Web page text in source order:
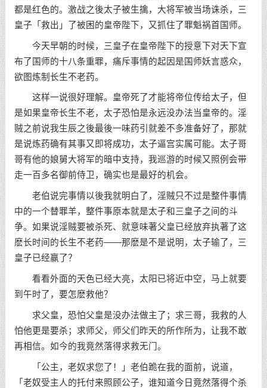
都是红色的。激战之後太子被生擒，大将军被当场诛杀，三
皇子「救出」了被困的皇帝陛下，又抓住了罪魁祸首国师。
今天早朝的时候，三皇子在皇帝陛下的授意下对天下宣
布了国师的十八条重罪，痛斥事情的起因是国师妖言惑众，
欲图炼制长生不老药。
这样一说很好理解。皇帝死了才能将帝位传给太子，但
是如果皇帝长生不老，太子恐怕是永远没办法当皇帝的。淫
贼之前说我生辰之後最後一味药引就差不多准备好了，那就
是说炼药确有其事又即将成功，太子逼宫实属可能。太子哥
哥有他的娘舅大将军的暗中支持，我巡游的时候又照例会带
走一百多名御前侍卫，确实也是最好的机会。
老伯说完事情以後我就明白了，淫贼只不过是整件事情
中的一个替罪羊，整件事原本就是太子和三皇子之间的斗
争。如果说淫贼要被杀死、就意味著父皇已经放弃执著了这
麽长时间的长生不老药——那麽是不是说明，太子输了，三
皇子已经赢了？
看看外面的天色已经大亮，太阳已将近中空，马上就要
到午时了，要怎麽救他？
求父皇，恐怕父皇是没办法做主了；求三哥，我救的人
怕他更是要杀；求师父，师父们昨天的所作所为，让我不敢
再相信。如今的我竟然落得求救无门。
「公主，老奴求您了！」老伯跪在我的面前，说道，
「老奴受主人的托付来照顾公子，谁知道今日竟然落得个杀